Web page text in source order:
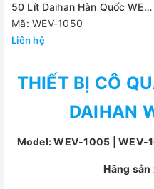
50 Lít Daihan Hàn Quốc WEV-
1050
Mã: WEV-1050
Liên hệ
THIẾT BỊ CÔ
DAIHAN
Model: WEV-1005 | WEV-
Hãng sản